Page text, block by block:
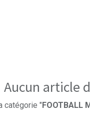
Aucun article
catégorie " FOOTBALL